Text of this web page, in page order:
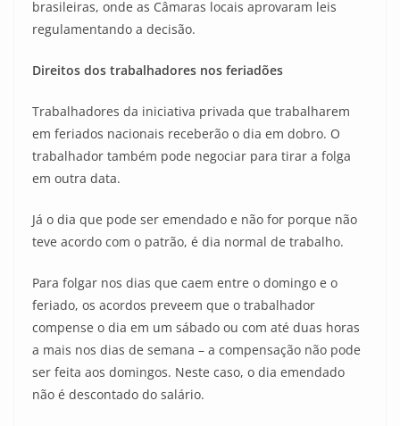
brasileiras, onde as Câmaras locais aprovaram leis
regulamentando a decisão.
Direitos dos trabalhadores nos feriadões
Trabalhadores da iniciativa privada que trabalharem
em feriados nacionais receberão o dia em dobro. O
trabalhador também pode negociar para tirar a folga
em outra data.
Já o dia que pode ser emendado e não for porque não
teve acordo com o patrão, é dia normal de trabalho.
Para folgar nos dias que caem entre o domingo e o
feriado, os acordos preveem que o trabalhador
compense o dia em um sábado ou com até duas horas
a mais nos dias de semana – a compensação não pode
ser feita aos domingos. Neste caso, o dia emendado
não é descontado do salário.